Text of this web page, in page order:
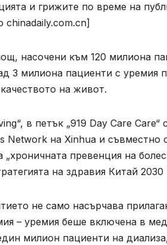
и грижите по време на
chinadaily.com.cn]
насочени към 120 милиона
3 милиона пациенти с уремия
на живот.
в петък „919 Day Care
Network на Xinhua и съвместно
превенция на
на здравия Китай 2030
не само насърчава
– уремия беше включена в
милион пациенти на